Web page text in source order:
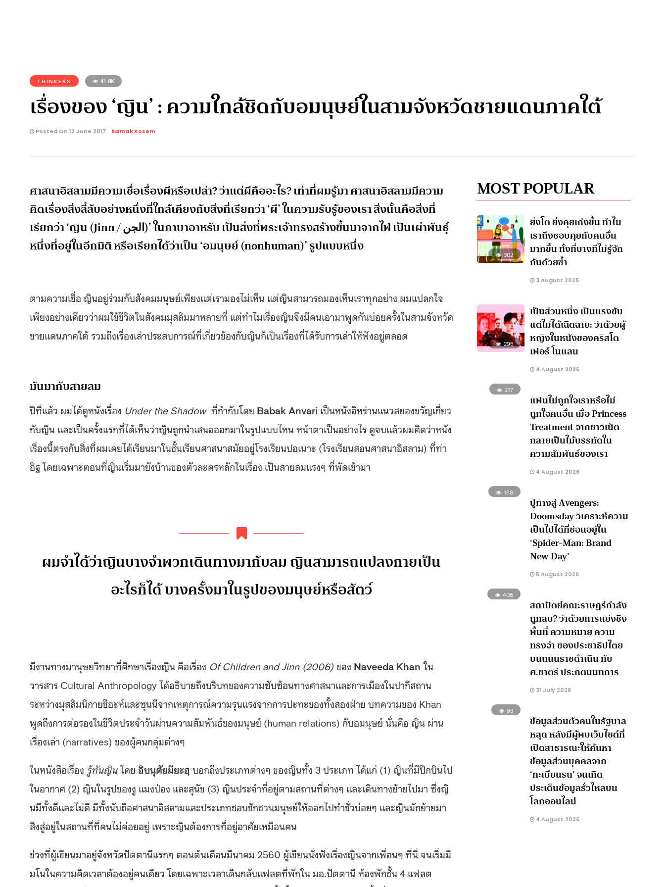
THINKERS 41.8K
เรื่องของ ‘ญิน’ : ความใกล้ชิดกับอมนุษย์ในสามจังหวัดชายแดนภาคใต้
Posted On 12 June 2017 Samak Kosem
ศาสนาอิสลามมีความเชื่อเรื่องผีหรือเปล่า? ว่าแต่ผีคืออะไร? เท่าที่ผมรู้มา ศาสนาอิสลามมีความ
คิดเรื่องสิ่งลี้ลับอย่างหนึ่งที่ใกล้เคียงกับสิ่งที่เรียกว่า ‘ผี’ ในความรับรู้ของเรา สิ่งนั้นคือสิ่งที่
เรียกว่า ‘ญิน (Jinn / الجن)’ ในภาษาอาหรับ เป็นสิ่งที่พระเจ้าทรงสร้างขึ้นมาจากไฟ เป็นเผ่าพันธุ์
หนึ่งที่อยู่ในอีกมิติ หรือเรียกได้ว่าเป็น ‘อมนุษย์ (nonhuman)’ รูปแบบหนึ่ง
ตามความเชื่อ ญินอยู่ร่วมกับสังคมมนุษย์เพียงแต่เรามองไม่เห็น แต่ญินสามารถมองเห็นเราทุกอย่าง ผมแปลกใจ
เพียงอย่างเดียวว่าผมใช้ชีวิตในสังคมมุสลิมมาหลายที่ แต่ทำไมเรื่องญินจึงมีคนเอามาพูดกันบ่อยครั้งในสามจังหวัด
ชายแดนภาคใต้ รวมถึงเรื่องเล่าประสบการณ์ที่เกี่ยวข้องกับญินก็เป็นเรื่องที่ได้รับการเล่าให้ฟังอยู่ตลอด
มันมากับสายลม
ปีที่แล้ว ผมได้ดูหนังเรื่อง Under the Shadowที่กำกับโดย Babak Anvari เป็นหนังอิหร่านแนวสยองขวัญเกี่ยว
กับญิน และเป็นครั้งแรกที่ได้เห็นว่าญินถูกนำเสนอออกมาในรูปแบบไหน หน้าตาเป็นอย่างไร ดูจบแล้วผมคิดว่าหนัง
เรื่องนี้ตรงกับสิ่งที่ผมเคยได้เรียนมาในชั้นเรียนศาสนาสมัยอยู่โรงเรียนปอเนาะ (โรงเรียนสอนศาสนาอิสลาม) ที่ท่า
อิฐ โดยเฉพาะตอนที่ญินเริ่มมายังบ้านของตัวละครหลักในเรื่อง เป็นสายลมแรงๆ ที่พัดเข้ามา
ผมจำได้ว่าญินบางจำพวกเดินทางมากับลม ญินสามารถแปลงกายเป็น
อะไรก็ได้ บางครั้งมาในรูปของมนุษย์หรือสัตว์
มีงานทางมานุษยวิทยาที่ศึกษาเรื่องญิน คือเรื่อง Of Children and Jinn (2006) ของ Naveeda Khan ใน
วารสาร Cultural Anthropology ได้อธิบายถึงบริบทของความซับซ้อนทางศาสนาและการเมืองในปากีสถาน
ระหว่างมุสลิมนิกายชีอะห์และซุนนีจากเหตุการณ์ความรุนแรงจากการปะทะของทั้งสองฝ่าย บทความของ Khan
พูดถึงการต่อรองในชีวิตประจำวันผ่านความสัมพันธ์ของมนุษย์ (human relations) กับอมนุษย์ นั่นคือ ญิน ผ่าน
เรื่องเล่า (narratives) ของผู้คนกลุ่มต่างๆ
ในหนังสือเรื่อง รู้ทันญินโดย อิบนุตัยมียะฮฺ บอกถึงประเภทต่างๆ ของญินทั้ง 3 ประเภท ได้แก่ (1) ญินที่มีปีกบินไป
ในอากาศ (2) ญินในรูปของงู แมงป่อง และสุนัข (3) ญินประจำที่อยู่ตามสถานที่ต่างๆ และเดินทางย้ายไปมา ซึ่งญิ
นมีทั้งดีและไม่ดี มีทั้งนับถือศาสนาอิสลามและประเภทชอบชักชวนมนุษย์ให้ออกไปทำชั่วบ่อยๆ และญินมักย้ายมา
สิงสู่อยู่ในสถานที่ที่คนไม่ค่อยอยู่ เพราะญินต้องการที่อยู่อาศัยเหมือนคน
ช่วงที่ผู้เขียนมาอยู่จังหวัดปัตตานีแรกๆ ตอนต้นเดือนมีนาคม 2560 ผู้เขียนนั่งฟังเรื่องญินจากเพื่อนๆ ที่นี่ จนเริ่มมี
มโนในความคิดเวลาต้องอยู่คนเดียว โดยเฉพาะเวลาเดินกลับแฟลตที่พักใน มอ.ปัตตานี ห้องพักชั้น 4 แฟลต
MOST POPULAR
302
ยิ่งโต ยิ่งคุยเก่งขึ้น ทำไม
เราถึงชอบคุยกับคนอื่น
มากขึ้น ทั้งที่บางทีไม่รู้จัก
กันด้วยซ้ำ
3 August 2026
295
เป็นส่วนหนึ่ง เป็นแรงขับ
แต่ไม่ได้เฉิดฉาย: ว่าด้วยผู้
หญิงในหนังของคริสโต
เฟอร์ โนแลน
4 August 2026
217
แฟนไม่ถูกใจเราหรือไม่
ถูกใจคนอื่น เมื่อ Princess
Treatment จากชาวเน็ต
กลายเป็นไม้บรรทัดใน
ความสัมพันธ์ของเรา
4 August 2026
168
ปูทางสู่ Avengers:
Doomsday วิเคราะห์ความ
เป็นไปได้ที่ซ่อนอยู่ใน
‘Spider-Man: Brand
New Day’
5 August 2026
408
สถาปัตย์คณะราษฎร์กำลัง
ถูกลบ? ว่าด้วยการแย่งชิง
พื้นที่ ความหมาย ความ
ทรงจำ ของประชาธิปไตย
บนถนนราชดำเนิน กับ
ศ.ชาตรี ประกิตนนทการ
31 July 2026
93
ข้อมูลส่วนตัวคนในรัฐบาล
หลุด หลังมีผู้พบเว็บไซต์ที่
เปิดสาธารณะให้ค้นหา
ข้อมูลส่วนบุคคลจาก
‘ทะเบียนรถ’ จนเกิด
ประเด็นข้อมูลรั่วไหลบน
โลกออนไลน์
4 August 2026